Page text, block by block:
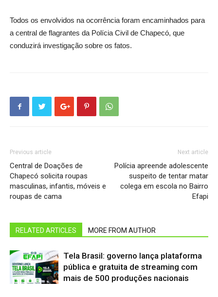
Todos os envolvidos na ocorrência foram encaminhados para
a central de flagrantes da Polícia Civil de Chapecó, que
conduzirá investigação sobre os fatos.
Previous article
Central de Doações de
Chapecó solicita roupas
masculinas, infantis, móveis e
roupas de cama
Next article
Polícia apreende adolescente
suspeito de tentar matar
colega em escola no Bairro
Efapi
RELATED ARTICLES MORE FROM AUTHOR
Tela Brasil: governo lança plataforma
pública e gratuita de streaming com
mais de 500 produções nacionais